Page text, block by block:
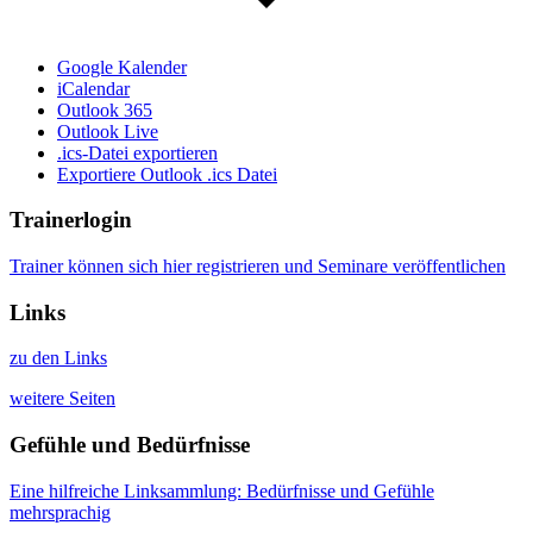
Google Kalender
iCalendar
Outlook 365
Outlook Live
.ics-Datei exportieren
Exportiere Outlook .ics Datei
Trainerlogin
Trainer können sich hier registrieren und Seminare veröffentlichen
Links
zu den Links
weitere Seiten
Gefühle und Bedürfnisse
Eine hilfreiche Linksammlung: Bedürfnisse und Gefühle
mehrsprachig